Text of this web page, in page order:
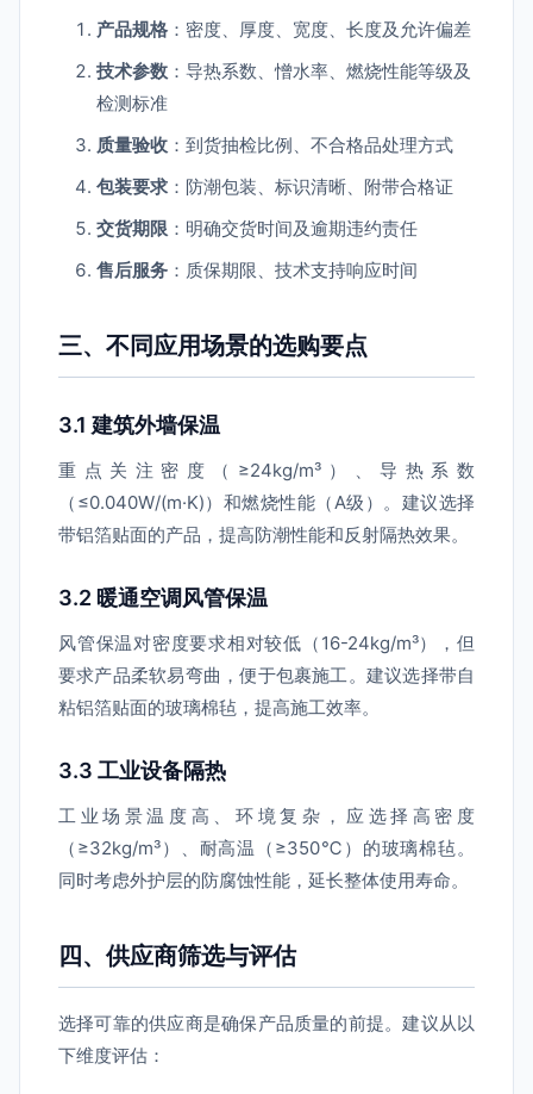
产品规格 ：密度、厚度、宽度、长度及允许偏差
技术参数 ：导热系数、憎水率、燃烧性能等级及
检测标准
质量验收 ：到货抽检比例、不合格品处理方式
包装要求 ：防潮包装、标识清晰、附带合格证
交货期限 ：明确交货时间及逾期违约责任
售后服务 ：质保期限、技术支持响应时间
三、不同应用场景的选购要点
3.1 建筑外墙保温
重点关注密度（≥24kg/m³）、导热系数
（≤0.040W/(m·K)）和燃烧性能（A级）。建议选择
带铝箔贴面的产品，提高防潮性能和反射隔热效果。
3.2 暖通空调风管保温
风管保温对密度要求相对较低（16-24kg/m³），但
要求产品柔软易弯曲，便于包裹施工。建议选择带自
粘铝箔贴面的玻璃棉毡，提高施工效率。
3.3 工业设备隔热
工业场景温度高、环境复杂，应选择高密度
（≥32kg/m³）、耐高温（≥350℃）的玻璃棉毡。
同时考虑外护层的防腐蚀性能，延长整体使用寿命。
四、供应商筛选与评估
选择可靠的供应商是确保产品质量的前提。建议从以
下维度评估：